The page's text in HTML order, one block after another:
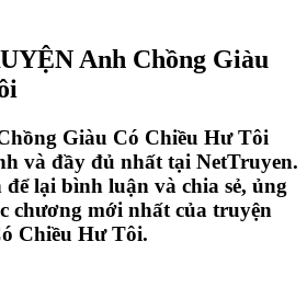
Anh Chồng Giàu
Giàu Có Chiều Hư Tôi
và đầy đủ nhất tại NetTruyen.
lại bình luận và chia sẻ, ủng
chương mới nhất của truyện
Chiều Hư Tôi.